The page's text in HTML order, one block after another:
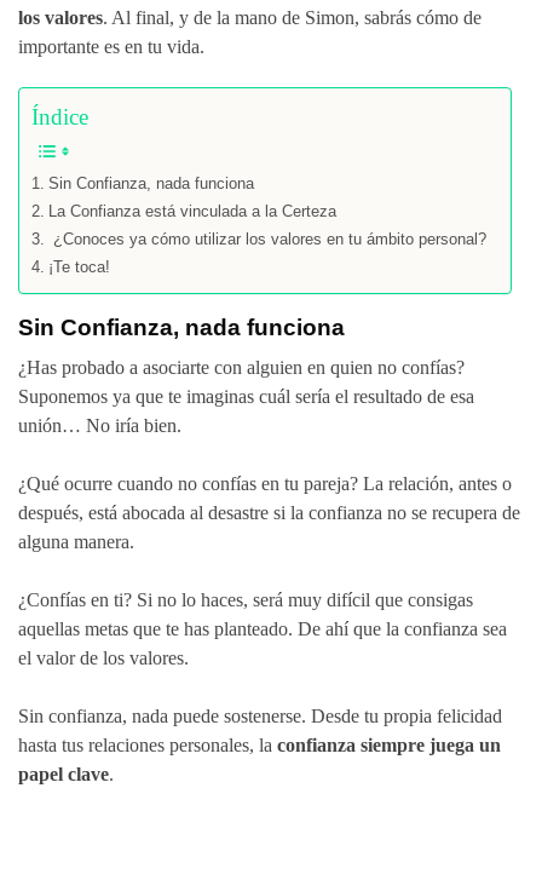
los valores. Al final, y de la mano de Simon, sabrás cómo de
importante es en tu vida.
Índice
Sin Confianza, nada funciona
La Confianza está vinculada a la Certeza
¿Conoces ya cómo utilizar los valores en tu ámbito personal?
¡Te toca!
Sin Confianza, nada funciona
¿Has probado a asociarte con alguien en quien no confías?
Suponemos ya que te imaginas cuál sería el resultado de esa
unión… No iría bien.
¿Qué ocurre cuando no confías en tu pareja? La relación, antes o
después, está abocada al desastre si la confianza no se recupera de
alguna manera.
¿Confías en ti? Si no lo haces, será muy difícil que consigas
aquellas metas que te has planteado. De ahí que la confianza sea
el valor de los valores.
Sin confianza, nada puede sostenerse. Desde tu propia felicidad
hasta tus relaciones personales, la confianza siempre juega un
papel clave.